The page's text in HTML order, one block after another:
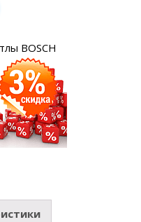
BOSCH